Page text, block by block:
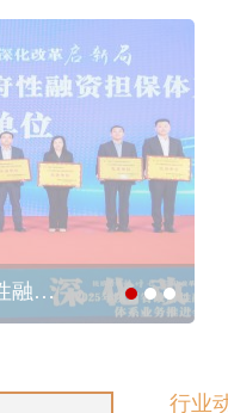
融…
行业